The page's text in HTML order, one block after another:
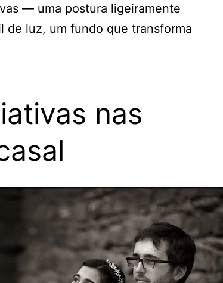
— uma postura ligeiramente
de luz, um fundo que transforma
nas